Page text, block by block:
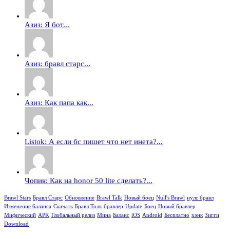
Азиз: Я бот...
Азиз: бравл старс...
Азиз: Как папа как...
Listok: А если бс пишет что нет инета?...
Чопик: Как на honor 50 lite сделать?...
Brawl Stars Бравл Старс Обновление Brawl Talk Новый боец Null's Brawl нулс бравл
Изменение баланса Скачать Бравл Толк бравлер Update Боец Новый бравлер
Мифический APK Глобальный релиз Мина Баланс iOS Android Бесплатно хэнк Зигги
Download